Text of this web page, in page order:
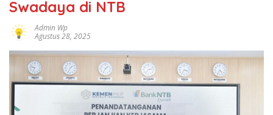
Swadaya di NTB
Admin Wp
Agustus 28, 2025